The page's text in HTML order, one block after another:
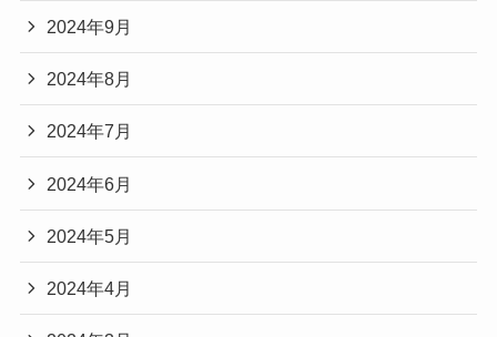
2024年9月
2024年8月
2024年7月
2024年6月
2024年5月
2024年4月